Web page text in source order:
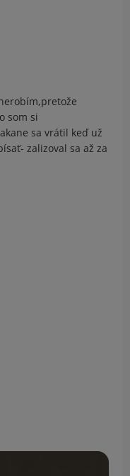
som si
sa vrátil keď už
zalizoval sa až za